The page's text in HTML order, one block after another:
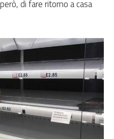
di fare ritorno a casa